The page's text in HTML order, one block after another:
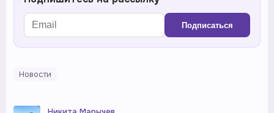
Подписаться
Новости